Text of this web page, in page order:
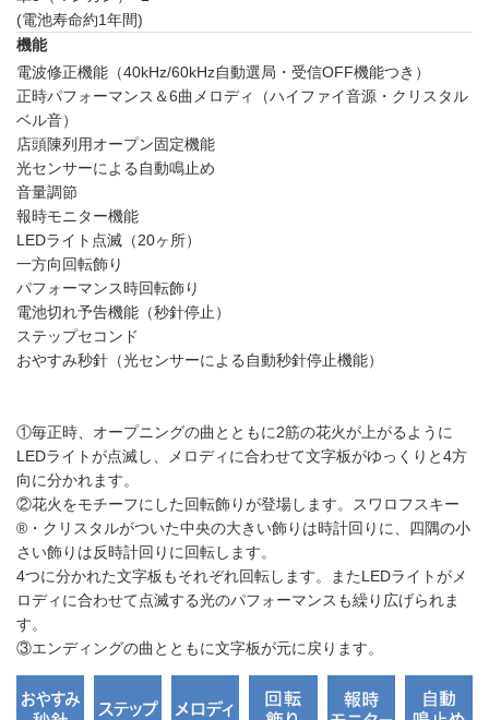
(電池寿命約1年間)
機能
電波修正機能（40kHz/60kHz自動選局・受信OFF機能つき）
正時パフォーマンス＆6曲メロディ（ハイファイ音源・クリスタル
ベル音）
店頭陳列用オープン固定機能
光センサーによる自動鳴止め
音量調節
報時モニター機能
LEDライト点滅（20ヶ所）
一方向回転飾り
パフォーマンス時回転飾り
電池切れ予告機能（秒針停止）
ステップセコンド
おやすみ秒針（光センサーによる自動秒針停止機能）
①毎正時、オープニングの曲とともに2筋の花火が上がるように
LEDライトが点滅し、メロディに合わせて文字板がゆっくりと4方
向に分かれます。
②花火をモチーフにした回転飾りが登場します。スワロフスキー
®・クリスタルがついた中央の大きい飾りは時計回りに、四隅の小
さい飾りは反時計回りに回転します。
4つに分かれた文字板もそれぞれ回転します。またLEDライトがメ
ロディに合わせて点滅する光のパフォーマンスも繰り広げられま
す。
③エンディングの曲とともに文字板が元に戻ります。